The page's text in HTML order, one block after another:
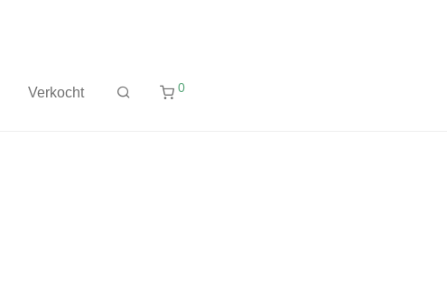
Verkocht 0